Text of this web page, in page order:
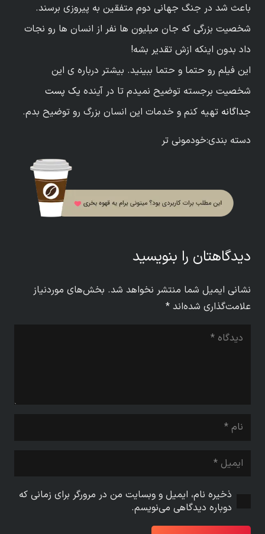
باعث شد در جنگ جهانی دوم متفقین به پیروزی برسند.
شخصیت بزرگی که جان میلیون ها نفر از انسان ها رو نجات
داد بدون اینکه ازش تقدیر بشه!
این فیلم رو حتما و حتما ببینید. بیشتر درباره ی این
شخصیت برجسته توضیح نمیدم تا در آینده یک پست
جداگانه تهیه کنم و خدمات این انسان بزرگ رو توضیح بدم.
دسته بندی:خودمونی تر
دیدگاهتان را بنویسید
نشانی ایمیل شما منتشر نخواهد شد. بخش‌های موردنیاز
علامت‌گذاری شده‌اند *
ذخیره نام، ایمیل و وبسایت من در مرورگر برای زمانی که
دوباره دیدگاهی می‌نویسم.